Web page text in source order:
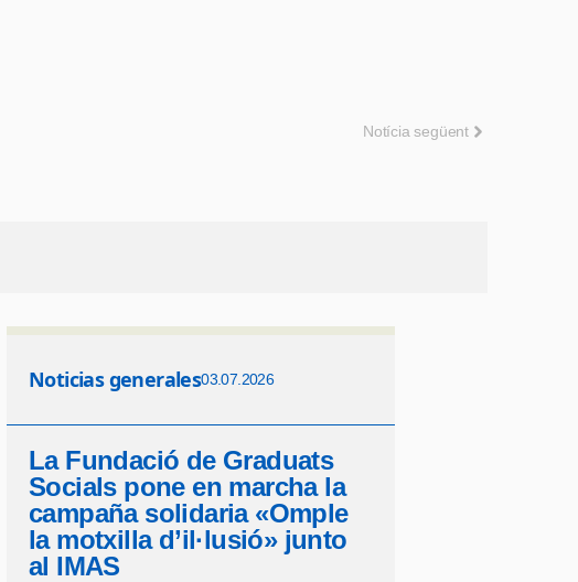
Notícia següent
Noticias generales03.07.2026
La Fundació de Graduats
Socials pone en marcha la
campaña solidaria «Omple
la motxilla d’il·lusió» junto
al IMAS